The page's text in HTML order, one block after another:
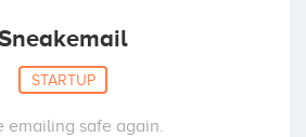
STARTUP
emailing safe again.